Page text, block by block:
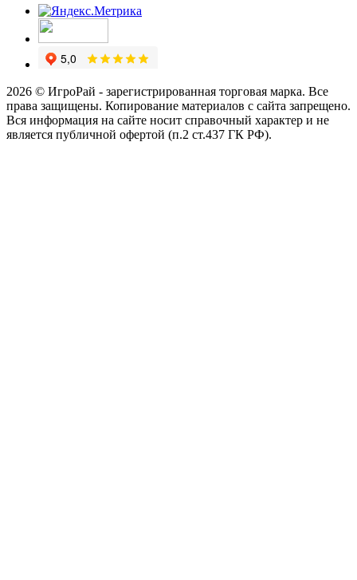
2026 © ИгроРай - зарегистрированная торговая марка. Все
права защищены. Копирование материалов с сайта запрещено.
Вся информация на сайте носит справочный характер и не
является публичной офертой (п.2 ст.437 ГК РФ).